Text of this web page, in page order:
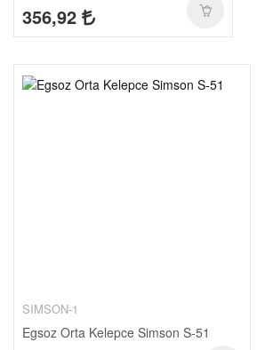
356,92
SIMSON-1
Egsoz Orta Kelepce Simson S-51